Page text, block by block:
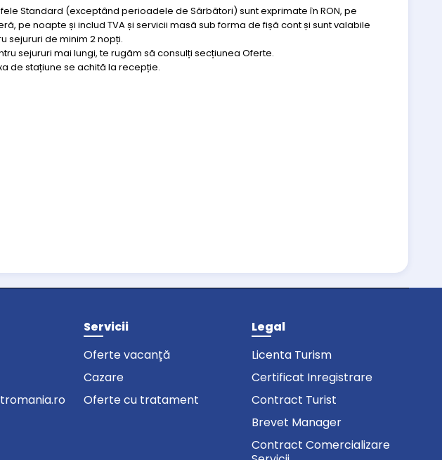
Standard (exceptând perioadele de Sărbători) sunt exprimate în RON, pe
pe noapte și includ TVA și servicii masă sub forma de fișă cont și sunt valabile
sejururi de minim 2 nopți.
sejururi mai lungi, te rugăm să consulți secțiunea Oferte.
de stațiune se achită la recepție.
Servicii
Oferte vacanță
Cazare
Oferte cu tratament
Legal
Licenta Turism
Certificat Inregistrare
Contract Turist
Brevet Manager
Contract Comercializare